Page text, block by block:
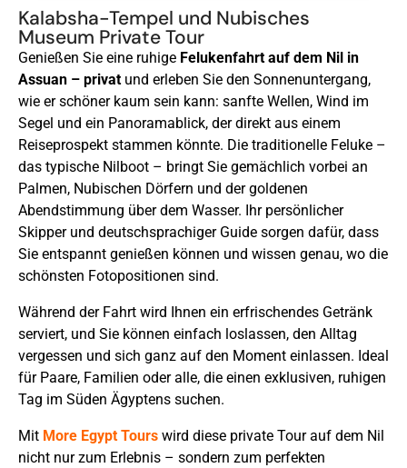
Kalabsha-Tempel und Nubisches
Museum Private Tour
Genießen Sie eine ruhige Felukenfahrt auf dem Nil in
Assuan – privat und erleben Sie den Sonnenuntergang,
wie er schöner kaum sein kann: sanfte Wellen, Wind im
Segel und ein Panoramablick, der direkt aus einem
Reiseprospekt stammen könnte. Die traditionelle Feluke –
das typische Nilboot – bringt Sie gemächlich vorbei an
Palmen, Nubischen Dörfern und der goldenen
Abendstimmung über dem Wasser. Ihr persönlicher
Skipper und deutschsprachiger Guide sorgen dafür, dass
Sie entspannt genießen können und wissen genau, wo die
schönsten Fotopositionen sind.
Während der Fahrt wird Ihnen ein erfrischendes Getränk
serviert, und Sie können einfach loslassen, den Alltag
vergessen und sich ganz auf den Moment einlassen. Ideal
für Paare, Familien oder alle, die einen exklusiven, ruhigen
Tag im Süden Ägyptens suchen.
Mit More Egypt Tours wird diese private Tour auf dem Nil
nicht nur zum Erlebnis – sondern zum perfekten